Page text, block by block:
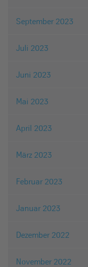
September 2023
Juli 2023
Juni 2023
Mai 2023
April 2023
März 2023
Februar 2023
Januar 2023
Dezember 2022
November 2022